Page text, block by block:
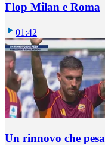
Flop Milan e Roma
01:42
Un rinnovo che pesa